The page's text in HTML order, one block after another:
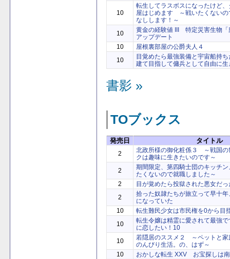
10
転生してラスボスになったけど
屋はじめます ～戦いたくないの
なしします！～
10
黄金の経験値 III 特定災害生物「
アップデート
10
屋根裏部屋の公爵夫人４
10
目覚めたら最強装備と宇宙船持
建て目指して傭兵として自由に
書影 »
TOブックス
発売日 タイトル
2
北政所様の御化粧係３ ～戦国の
クは趣味に生きたいのです～
2
期間限定、第四騎士団のキッチ
たくないので就職しました～
2
目が覚めたら投獄された悪女だっ
2
拾った奴隷たちが旅立って早十
になっていた
10
転生難民少女は市民権を0から目
10
転生令嬢は精霊に愛されて最強
に恋したい！10
10
若隠居のススメ２ ～ペットと家
のんびり生活。の、はず～
10
おかしな転生 XXV お宝探しは